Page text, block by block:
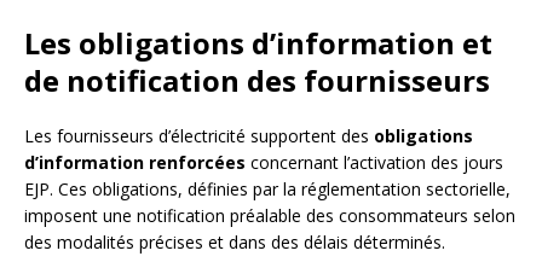
Les obligations d’information et
de notification des fournisseurs
Les fournisseurs d’électricité supportent des obligations
d’information renforcées concernant l’activation des jours
EJP. Ces obligations, définies par la réglementation sectorielle,
imposent une notification préalable des consommateurs selon
des modalités précises et dans des délais déterminés.